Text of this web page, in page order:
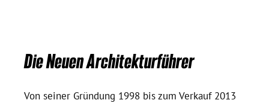
Die Neuen Architekturführer
Von seiner Gründung 1998 bis zum Verkauf 2013